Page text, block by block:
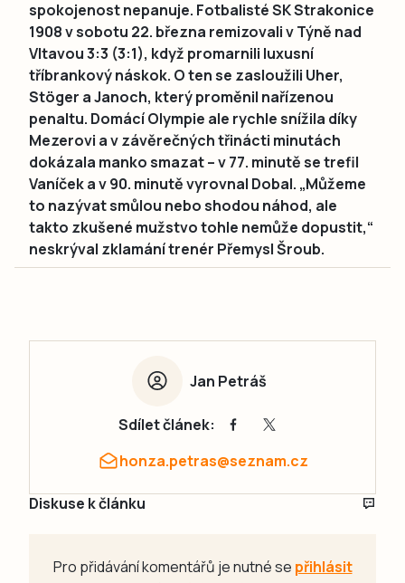
spokojenost nepanuje. Fotbalisté SK Strakonice
1908 v sobotu 22. března remizovali v Týně nad
Vltavou 3:3 (3:1), když promarnili luxusní
tříbrankový náskok. O ten se zasloužili Uher,
Stöger a Janoch, který proměnil nařízenou
penaltu. Domácí Olympie ale rychle snížila díky
Mezerovi a v závěrečných třinácti minutách
dokázala manko smazat – v 77. minutě se trefil
Vaníček a v 90. minutě vyrovnal Dobal. „Můžeme
to nazývat smůlou nebo shodou náhod, ale
takto zkušené mužstvo tohle nemůže dopustit,“
neskrýval zklamání trenér Přemysl Šroub.
Jan Petráš
Sdílet článek:
honza.petras@seznam.cz
Diskuse k článku
Pro přidávání komentářů je nutné se přihlásit